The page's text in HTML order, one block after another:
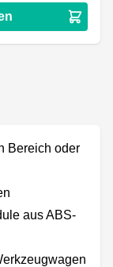
Bereich oder
aus ABS-